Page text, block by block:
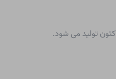
تولید می شود.